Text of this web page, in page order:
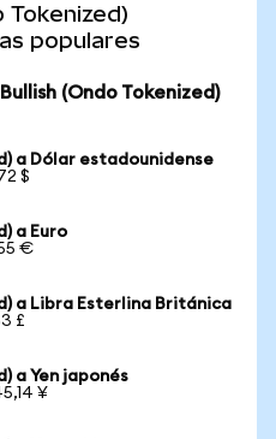
Tokenized)
populares
(Ondo Tokenized)
a Dólar estadounidense
$
a Euro
€
a Libra Esterlina Británica
£
a Yen japonés
¥